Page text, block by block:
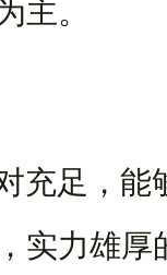
主。
充足，能
实力雄厚